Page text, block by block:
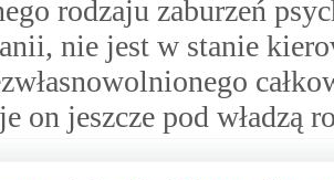
rodzaju zaburzeń
nie jest w stanie
on jeszcze pod władzą